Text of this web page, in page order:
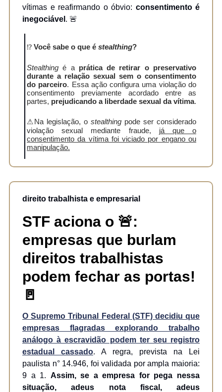
vítimas e reafirmando o óbvio: consentimento é
inegociável . 🚨
⁉️ Você sabe o que é stealthing?
Stealthing é a prática de retirar o preservativo
durante a relação sexual sem o consentimento
do parceiro. Essa ação configura uma violação do
consentimento previamente acordado entre as
partes, prejudicando a liberdade sexual da vítima.
⚠Na legislação, o stealthing pode ser considerado
violação sexual mediante fraude, já que o
consentimento da vítima foi viciado por engano ou
manipulação.
direito trabalhista e empresarial
STF aciona o 🚨:
empresas que burlam
direitos trabalhistas
podem fechar as portas!
🚪
O Supremo Tribunal Federal (STF) decidiu que
empresas flagradas explorando trabalho
análogo à escravidão podem ter seu registro
estadual cassado. A regra, prevista na Lei
paulista n° 14.946, foi validada por ampla maioria:
9 a 1. Assim, se a empresa for pega nessa
situação, adeus nota fiscal, adeus